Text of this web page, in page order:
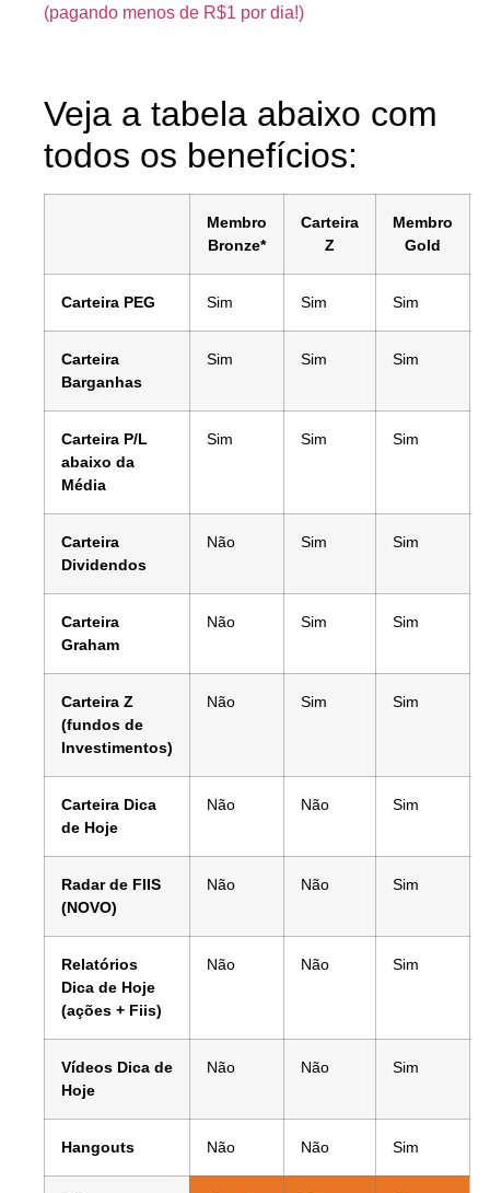
(pagando menos de R$1 por dia!)
Veja a tabela abaixo com
todos os benefícios:
Membro
Bronze*
Carteira
Z
Membro
Gold
Carteira PEG Sim Sim Sim
Carteira
Barganhas
Sim Sim Sim
Carteira P/L
abaixo da
Média
Sim Sim Sim
Carteira
Dividendos
Não Sim Sim
Carteira
Graham
Não Sim Sim
Carteira Z
(fundos de
Investimentos)
Não Sim Sim
Carteira Dica
de Hoje
Não Não Sim
Radar de FIIS
(NOVO)
Não Não Sim
Relatórios
Dica de Hoje
(ações + Fiis)
Não Não Sim
Vídeos Dica de
Hoje
Não Não Sim
Hangouts Não Não Sim